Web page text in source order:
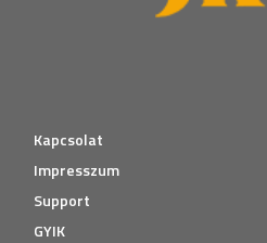
Kapcsolat
Impresszum
Support
GYIK